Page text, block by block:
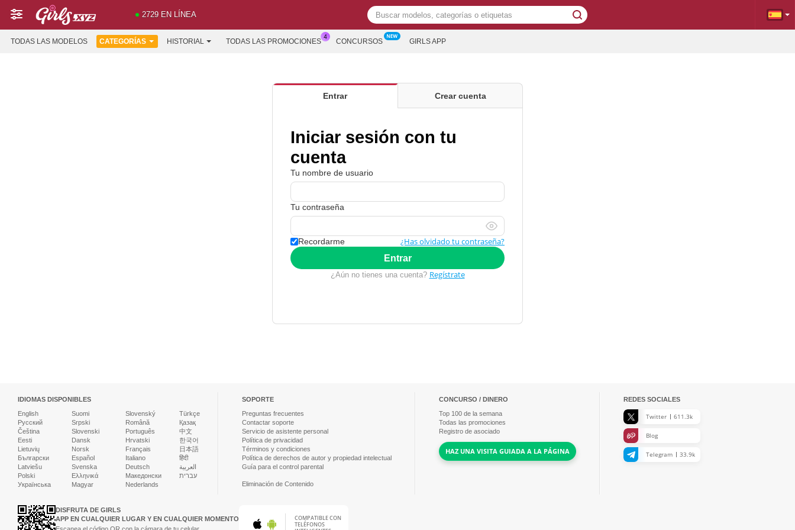
2729 EN LÍNEA
TODAS LAS MODELOS CATEGORÍAS HISTORIAL TODAS LAS PROMOCIONES CONCURSOS GIRLS APP
Entrar Crear cuenta
Iniciar sesión con tu
cuenta
Tu nombre de usuario
Tu contraseña
Recordarme ¿Has olvidado tu contraseña?
Entrar
¿Aún no tienes una cuenta? Regístrate
IDIOMAS DISPONIBLES
English
Русский
Čeština
Eesti
Lietuvių
Български
Latviešu
Polski
Українська
Suomi
Srpski
Slovenski
Dansk
Norsk
Español
Svenska
Ελληνικά
Magyar
Slovenský
Română
Português
Hrvatski
Français
Italiano
Deutsch
Македонски
Nederlands
Türkçe
Қазақ
中文
한국어
日本語
हिंदी
العربية
עברית
SOPORTE
Preguntas frecuentes
Contactar soporte
Servicio de asistente personal
Política de privacidad
Términos y condiciones
Política de derechos de autor y propiedad intelectual
Guía para el control parental
Eliminación de Contenido
CONCURSO / DINERO
Top 100 de la semana
Todas las promociones
Registro de asociado
HAZ UNA VISITA GUIADA A LA PÁGINA
REDES SOCIALES
Twitter 611.3k
Blog
Telegram 33.9k
DISFRUTA DE GIRLS
APP EN CUALQUIER LUGAR Y EN CUALQUIER MOMENTO
COMPATIBLE CON
TELÉFONOS